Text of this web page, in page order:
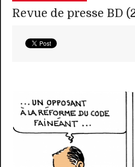
Revue de presse BD